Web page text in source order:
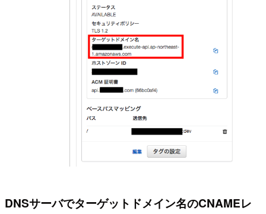
DNSサーバでターゲットドメイン名のCNAMEレ